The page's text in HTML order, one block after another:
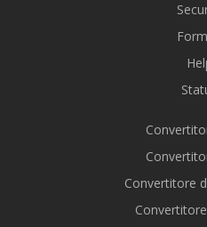
Convertitore